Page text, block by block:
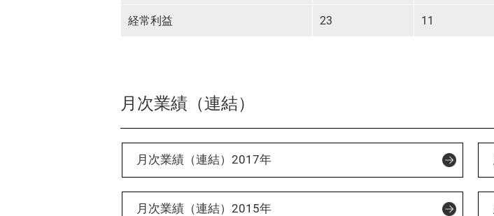
経常利益 23 11
月次業績（連結）
月次業績（連結）2017年
月次業績（連結）2015年